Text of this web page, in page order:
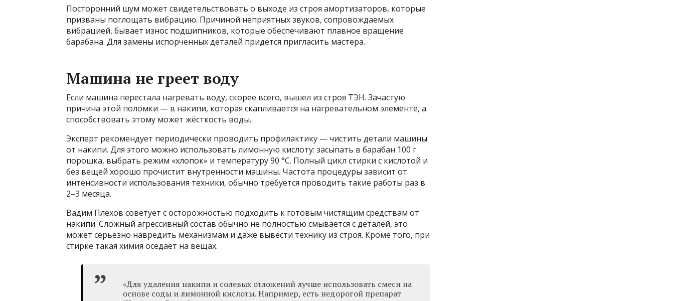
Посторонний шум может свидетельствовать о выходе из строя амортизаторов, которые
призваны поглощать вибрацию. Причиной неприятных звуков, сопровождаемых
вибрацией, бывает износ подшипников, которые обеспечивают плавное вращение
барабана. Для замены испорченных деталей придётся пригласить мастера.
Машина не греет воду
Если машина перестала нагревать воду, скорее всего, вышел из строя ТЭН. Зачастую
причина этой поломки — в накипи, которая скапливается на нагревательном элементе, а
способствовать этому может жёсткость воды.
Эксперт рекомендует периодически проводить профилактику — чистить детали машины
от накипи. Для этого можно использовать лимонную кислоту: засыпать в барабан 100 г
порошка, выбрать режим «хлопок» и температуру 90 °C. Полный цикл стирки с кислотой и
без вещей хорошо прочистит внутренности машины. Частота процедуры зависит от
интенсивности использования техники, обычно требуется проводить такие работы раз в
2–3 месяца.
Вадим Плехов советует с осторожностью подходить к готовым чистящим средствам от
накипи. Сложный агрессивный состав обычно не полностью смывается с деталей, это
может серьёзно навредить механизмам и даже вывести технику из строя. Кроме того, при
стирке такая химия оседает на вещах.
«Для удаления накипи и солевых отложений лучше использовать смеси на
основе соды и лимонной кислоты. Например, есть недорогой препарат